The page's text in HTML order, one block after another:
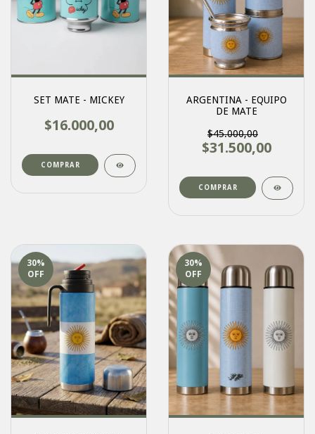
SET MATE - MICKEY
$16.000,00
ARGENTINA - EQUIPO
DE MATE
$45.000,00
$31.500,00
30%
OFF
30%
OFF